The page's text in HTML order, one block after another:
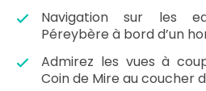
Navigation sur les
Péreybère à bord d’un
Admirez les vues à
Coin de Mire au coucher